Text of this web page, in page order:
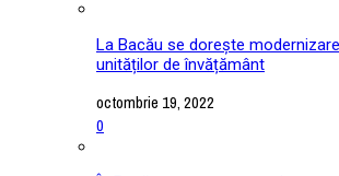
La Bacău se dorește
unităților de învățământ
octombrie 19, 2022
0